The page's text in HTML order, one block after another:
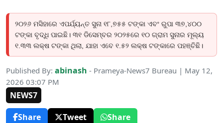
୨୦୨୬ ମସିହାରେ ଏପର୍ଯ୍ୟନ୍ତ ସୁନା ୧୮,୭୫୫ ଟଙ୍କା ଏବଂ ରୁପା ୩୭,୪୦୦
ଟଙ୍କା ବୃଦ୍ଧି ପାଇଛି। ୩୧ ଡିସେମ୍ବର ୨୦୨୫ରେ ୧୦ ଗ୍ରାମ ସୁନାର ମୂଲ୍ୟ
୧.୩୩ ଲକ୍ଷ ଟଙ୍କା ଥିଲା, ଯାହା ଏବେ ୧.୫୨ ଲକ୍ଷ ଟଙ୍କାରେ ପହଞ୍ଚିଛି।
Published By: abinash - Prameya-News7 Bureau | May 12,
2026 03:07 PM
NEWS7
Share
Tweet Share